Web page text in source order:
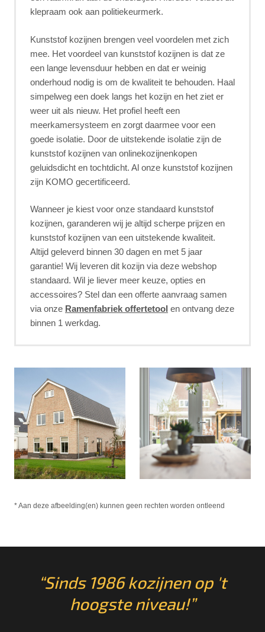
klepraam ook aan politiekeurmerk.
Kunststof kozijnen brengen veel voordelen met zich
mee. Het voordeel van kunststof kozijnen is dat ze
een lange levensduur hebben en dat er weinig
onderhoud nodig is om de kwaliteit te behouden. Haal
simpelweg een doek langs het kozijn en het ziet er
weer uit als nieuw. Het profiel heeft een
meerkamersysteem en zorgt daarmee voor een
goede isolatie. Door de uitstekende isolatie zijn de
kunststof kozijnen van onlinekozijnenkopen
geluidsdicht en tochtdicht. Al onze kunststof kozijnen
zijn KOMO gecertificeerd.
Wanneer je kiest voor onze standaard kunststof
kozijnen, garanderen wij je altijd scherpe prijzen en
kunststof kozijnen van een uitstekende kwaliteit.
Altijd geleverd binnen 30 dagen en met 5 jaar
garantie! Wij leveren dit kozijn via deze webshop
standaard. Wil je liever meer keuze, opties en
accessoires? Stel dan een offerte aanvraag samen
via onze Ramenfabriek offertetool en ontvang deze
binnen 1 werkdag.
* Aan deze afbeelding(en) kunnen geen rechten worden ontleend
“Sinds 1986 kozijnen op 't
hoogste niveau!”